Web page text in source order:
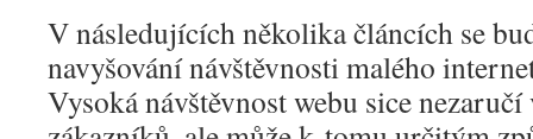
V následujících několika článcích se
navyšování návštěvnosti malého
Vysoká návštěvnost webu sice